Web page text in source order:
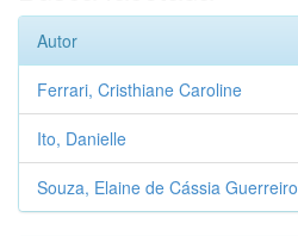
Autor
Ferrari, Cristhiane Caroline
Ito, Danielle
Souza, Elaine de Cássia Guerreiro